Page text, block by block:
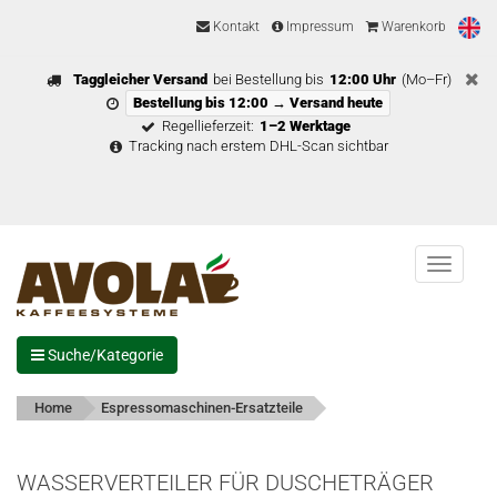
Kontakt Impressum Warenkorb
Taggleicher Versand bei Bestellung bis 12:00 Uhr (Mo–Fr)
Bestellung bis 12:00 → Versand heute
Regellieferzeit: 1–2 Werktage
Tracking nach erstem DHL-Scan sichtbar
Menu
Suche/Kategorie
Home Espressomaschinen-Ersatzteile
WASSERVERTEILER FÜR DUSCHETRÄGER